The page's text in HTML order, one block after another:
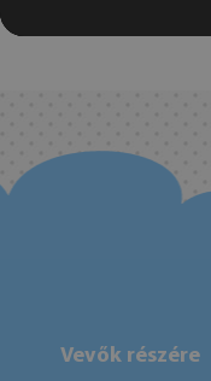
Vevők részére